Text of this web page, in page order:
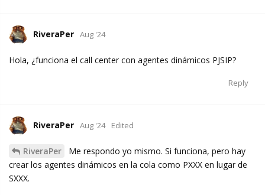
RiveraPer Aug '24
Hola, ¿funciona el call center con agentes dinámicos PJSIP?
Reply
RiveraPer Aug '24 Edited
RiveraPer
Me respondo yo mismo. Si funciona, pero hay
crear los agentes dinámicos en la cola como PXXX en lugar de
SXXX.